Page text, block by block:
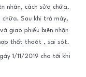
nhân, cách sửa chữa,
Sau khi trả máy,
giao phiếu biên nhận
thất thoát , sai sót.
1/11/2019 cho tới khi